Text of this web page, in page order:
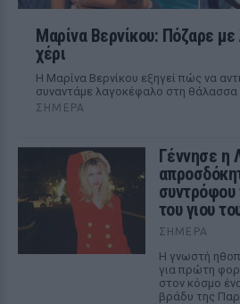
Μαρίνα Βερνίκου: Πόζαρε
χέρι
Η Μαρίνα Βερνίκου εξηγεί πώς να
συναντάμε λαγοκέφαλο στη θάλασσα
ΣΉΜΕΡΑ
Γέννησε η
συντρόφου
του γιου
ΣΉΜΕΡΑ
Η γνωστή
για πρώτη
στον κόσμο
βράδυ της